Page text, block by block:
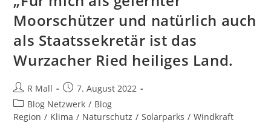
Moorschützer und natürlich auch
als Staatssekretär ist das
Wurzacher Ried heiliges Land.
Beitrags-
Autor:
R Mall
Beitrag
veröffentlicht:
7. August 2022
Beitrags-
Kategorie:
Blog Netzwerk / Blog
Region / Klima / Naturschutz / Solarparks / Windkraft